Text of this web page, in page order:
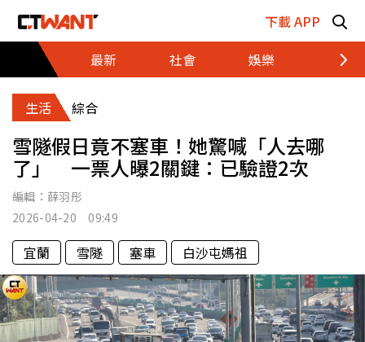
下載 APP
最新
社會 娛樂 財經
生活 綜合
雪隧假日竟不塞車！她驚喊「人去哪
了」 一票人曝2關鍵：已驗證2次
編輯： 薛羽彤
2026-04-20 09:49
宜蘭 雪隧 塞車 白沙屯媽祖